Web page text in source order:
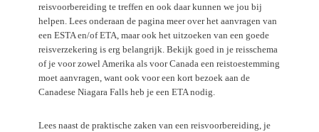
reisvoorbereiding te treffen en ook daar kunnen we jou bij
helpen. Lees onderaan de pagina meer over het aanvragen van
een ESTA en/of ETA, maar ook het uitzoeken van een goede
reisverzekering is erg belangrijk. Bekijk goed in je reisschema
of je voor zowel Amerika als voor Canada een reistoestemming
moet aanvragen, want ook voor een kort bezoek aan de
Canadese Niagara Falls heb je een ETA nodig.
Lees naast de praktische zaken van een reisvoorbereiding, je